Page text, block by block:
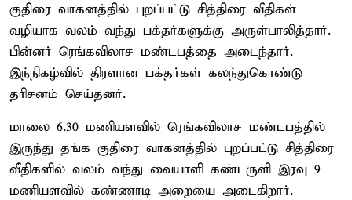
குதிரை வாகனத்தில் புறப்பட்டு சித்திரை வீதிகள்
வழியாக வலம் வந்து பக்தர்களுக்கு அருள்பாலித்தார்.
பின்னர் ரெங்கவிலாச மண்டபத்தை அடைந்தார்.
இந்நிகழ்வில் திரளான பக்தர்கள் கலந்துகொண்டு
தரிசனம் செய்தனர்.
மாலை 6.30 மணியளவில் ரெங்கவிலாச மண்டபத்தில்
இருந்து தங்க குதிரை வாகனத்தில் புறப்பட்டு சித்திரை
வீதிகளில் வலம் வந்து வையாளி கண்டருளி இரவு 9
மணியளவில் கண்ணாடி அறையை அடைகிறார்.